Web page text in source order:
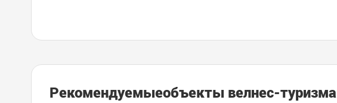
Рекомендуемыеобъекты велнес-туризма